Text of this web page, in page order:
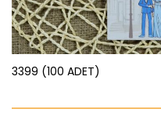
3399 (100 ADET)